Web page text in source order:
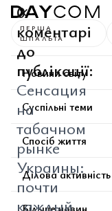
0
коментарі
до
публікації:
Сенсация
на
табачном
рынке
Украины:
почти
каждый
ПЕРША
ШПАЛЬТА
Новини світу
Суспільні теми
Спосіб життя
Ділова активність